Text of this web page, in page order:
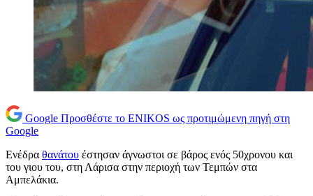
Google Προσθέστε το ENIKOS ως προτιμώμενη πηγή στη
Google
Ενέδρα θανάτου έστησαν άγνωστοι σε βάρος ενός 50χρονου και
του γιου του, στη Λάρισα στην περιοχή των Τεμπών στα
Αμπελάκια.